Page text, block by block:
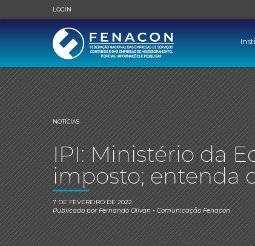
LOGIN
NOTÍCIAS
IPI: Ministério da
imposto; entenda
7 DE FEVEREIRO DE 2022
Publicado porFernando Olivan- Comunicação Fenacon